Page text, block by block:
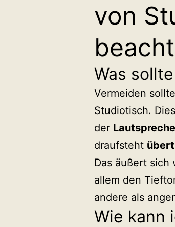
von
Was
Vermeiden
Studiotisch.
der
draufsteht
Das äußert sich
allem den
andere als
Wie kann